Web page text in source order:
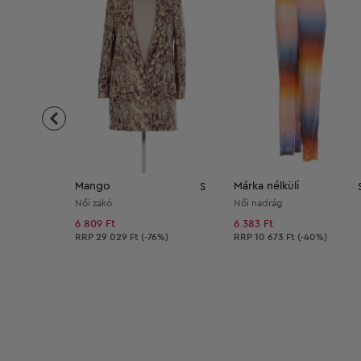
Mango S
Női zakó
6 809 Ft
Ajánlott ár:
RRP 29 029 Ft (-76%)
Márka nélküli
Női nadrág
6 383 Ft
Ajánlott ár:
RRP 10 673 Ft (-40%)